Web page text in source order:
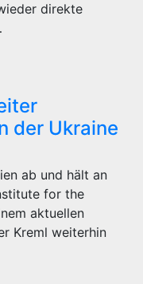
direkte
der Ukraine
ab und hält an
for the
aktuellen
Kreml weiterhin